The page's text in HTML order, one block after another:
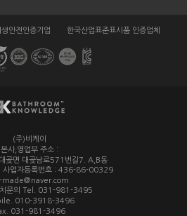
생안전인증기업 한국산업표준표시품 인증업체
(주)비케이
/
본사,영업부 주소 :
곶면 대곶남로571번길7. A,B동
사업자등록번호 : 436-86-00329
/
made@naver.com
문의 Tel. 031-981-3495
/
010-3918-3496
/
031-981-3496